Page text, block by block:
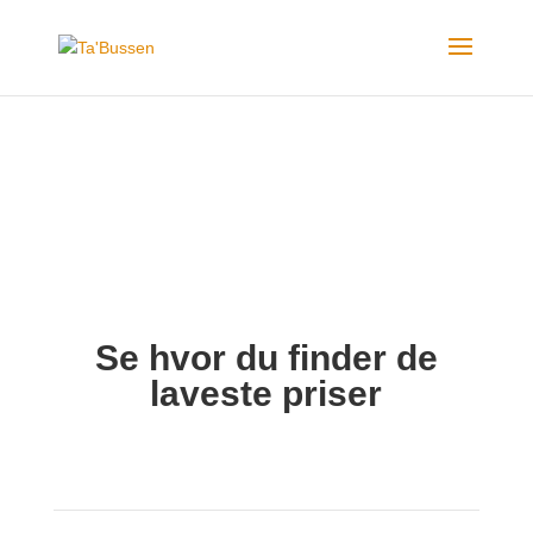
Se hvor du finder de
laveste priser